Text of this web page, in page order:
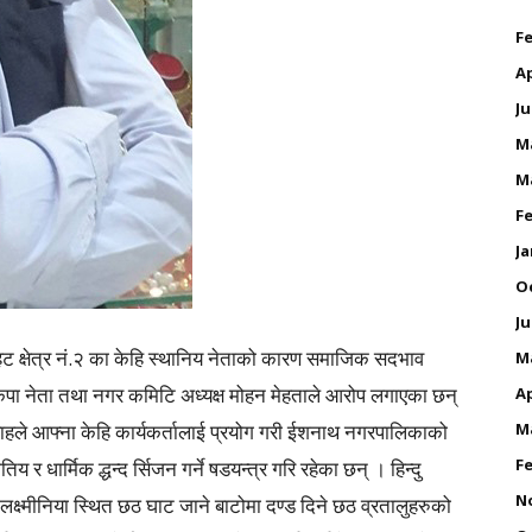
क्षेत्र नं.२ का केहि स्थानिय नेताको कारण समाजिक सदभाव
नेता तथा नगर कमिटि अध्यक्ष मोहन मेहताले आरोप लगाएका छन्
आफ्ना केहि कार्यकर्तालाई प्रयोग गरी ईशनाथ नगरपालिकाको
र धार्मिक द्धन्द र्सिजन गर्ने षडयन्त्र गरि रहेका छन् । हिन्दु
स्थित छठ घाट जाने बाटोमा दण्ड दिने छठ व्रतालुहरुको